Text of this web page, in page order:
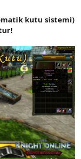
kutu sistemi)